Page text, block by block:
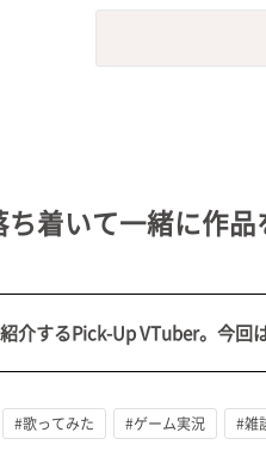
#獣系 #動物系 #企業公式
着いて一緒に作品
介するPick-Up VTuber。今回
#歌ってみた #ゲーム実況 #雑